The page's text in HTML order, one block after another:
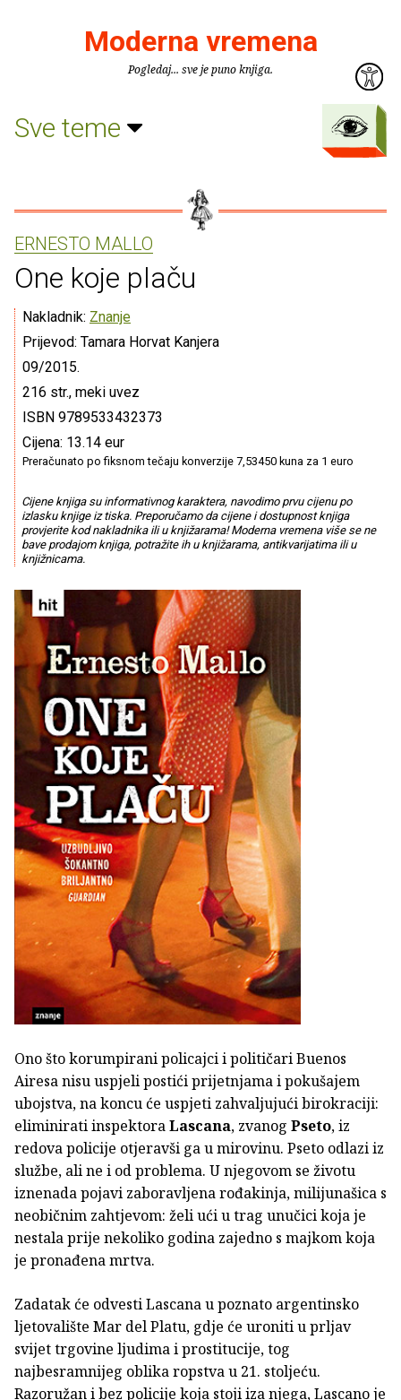
Moderna vremena
Pogledaj... sve je puno knjiga.
Sve teme
ERNESTO MALLO
One koje plaču
Nakladnik: Znanje
Prijevod: Tamara Horvat Kanjera
09/2015.
216 str., meki uvez
ISBN 9789533432373
Cijena: 13.14 eur
Preračunato po fiksnom tečaju konverzije 7,53450 kuna za 1 euro
Cijene knjiga su informativnog karaktera, navodimo prvu cijenu po
izlasku knjige iz tiska. Preporučamo da cijene i dostupnost knjiga
provjerite kod nakladnika ili u knjižarama! Moderna vremena više se ne
bave prodajom knjiga, potražite ih u knjižarama, antikvarijatima ili u
knjižnicama.
Ono što korumpirani policajci i političari Buenos
Airesa nisu uspjeli postići prijetnjama i pokušajem
ubojstva, na koncu će uspjeti zahvaljujući birokraciji:
eliminirati inspektoraLascana, zvanog Pseto, iz
redova policije otjeravši ga u mirovinu. Pseto odlazi iz
službe, ali ne i od problema. U njegovom se životu
iznenada pojavi zaboravljena rođakinja, milijunašica s
neobičnim zahtjevom: želi ući u trag unučici koja je
nestala prije nekoliko godina zajedno s majkom koja
je pronađena mrtva.
Zadatak će odvesti Lascana u poznato argentinsko
ljetovalište Mar del Platu, gdje će uroniti u prljav
svijet trgovine ljudima i prostitucije, tog
najbesramnijeg oblika ropstva u 21. stoljeću.
Razoružan i bez policije koja stoji iza njega, Lascano je